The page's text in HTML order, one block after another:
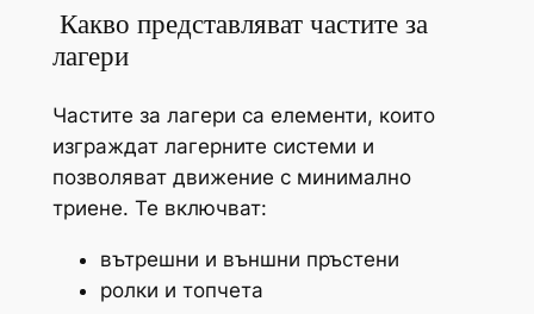
️ Какво представляват частите за
лагери
Частите за лагери са елементи, които
изграждат лагерните системи и
позволяват движение с минимално
триене. Те включват:
вътрешни и външни пръстени
ролки и топчета